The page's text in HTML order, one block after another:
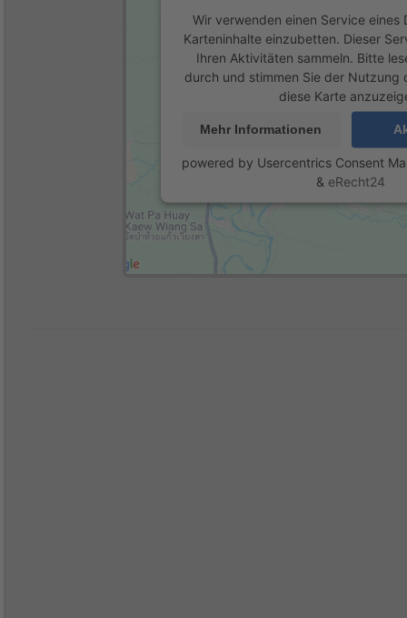
Wir verwenden einen Service eines
Karteninhalte einzubetten. Dieser
Ihren Aktivitäten sammeln. Bitte
durch und stimmen Sie der Nutzung
diese Karte
Mehr Informationen
powered by Usercentrics Consent
& eRecht24